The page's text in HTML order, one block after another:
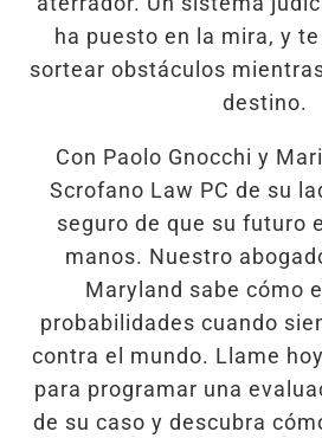
ha puesto en la mira, y
sortear obstáculos
destino.
Con Paolo Gnocchi y
Scrofano Law PC de su
seguro de que su futuro
manos. Nuestro
Maryland sabe cómo
probabilidades cuando
contra el mundo. Llame
para programar una
de su caso y descubra